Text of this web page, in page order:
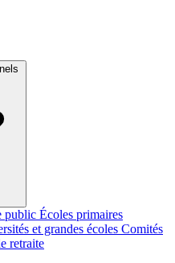
public Écoles primaires
et grandes écoles Comités
retraite